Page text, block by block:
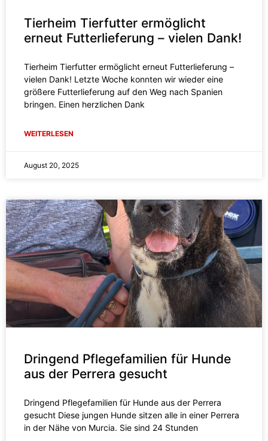
Tierheim Tierfutter ermöglicht
erneut Futterlieferung – vielen Dank!
Tierheim Tierfutter ermöglicht erneut Futterlieferung –
vielen Dank! Letzte Woche konnten wir wieder eine
größere Futterlieferung auf den Weg nach Spanien
bringen. Einen herzlichen Dank
WEITERLESEN
August 20, 2025
Dringend Pflegefamilien für Hunde
aus der Perrera gesucht
Dringend Pflegefamilien für Hunde aus der Perrera
gesucht Diese jungen Hunde sitzen alle in einer Perrera
in der Nähe von Murcia. Sie sind 24 Stunden